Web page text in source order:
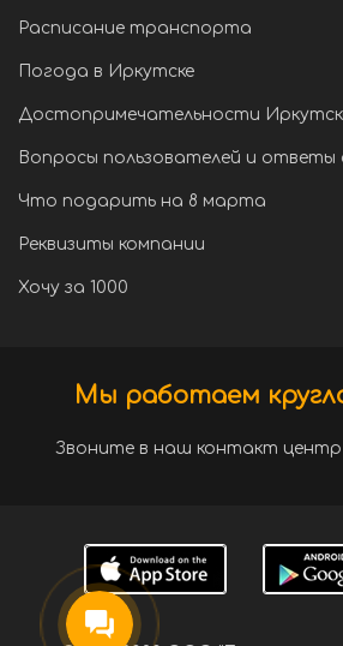
Расписание транспорта
Погода в Иркутске
Достопримечательности
Вопросы пользователей и
Что подарить на 8 марта
Реквизиты компании
Хочу за 1000
Мы работаем
Звоните в наш контакт центр